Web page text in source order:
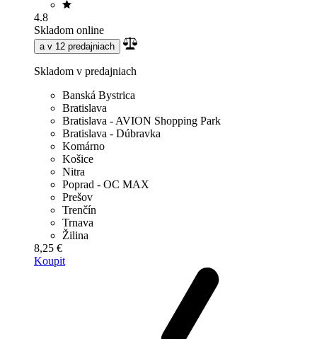
4.8
Skladom online
a v 12 predajniach
Skladom v predajniach
Banská Bystrica
Bratislava
Bratislava - AVION Shopping Park
Bratislava - Dúbravka
Komárno
Košice
Nitra
Poprad - OC MAX
Prešov
Trenčín
Trnava
Žilina
8,25 €
Koupit